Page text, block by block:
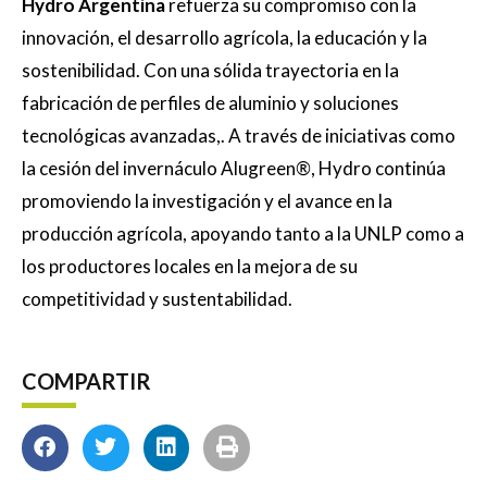
Hydro Argentinarefuerza su compromiso con la
innovación, el desarrollo agrícola, la educación y la
sostenibilidad. Con una sólida trayectoria en la
fabricación de perfiles de aluminio y soluciones
tecnológicas avanzadas,. A través de iniciativas como
la cesión del invernáculo Alugreen®, Hydro continúa
promoviendo la investigación y el avance en la
producción agrícola, apoyando tanto a la UNLP como a
los productores locales en la mejora de su
competitividad y sustentabilidad.
COMPARTIR